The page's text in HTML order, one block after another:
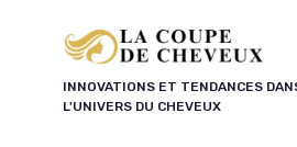
INNOVATIONS ET TENDANCES
L'UNIVERS DU CHEVEUX